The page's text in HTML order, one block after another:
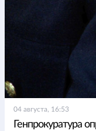
04 августа, 16:53
Генпрокуратура